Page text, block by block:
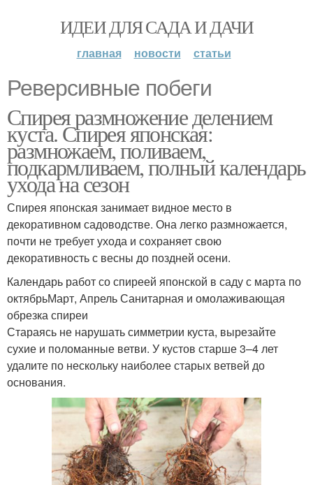
ИДЕИ ДЛЯ САДА И ДАЧИ
главная новости статьи
Реверсивные побеги
Спирея размножение делением
куста. Спирея японская:
размножаем, поливаем,
подкармливаем, полный календарь
ухода на сезон
Спирея японская занимает видное место в
декоративном садоводстве. Она легко размножается,
почти не требует ухода и сохраняет свою
декоративность с весны до поздней осени.
Календарь работ со спиреей японской в саду с марта по
октябрьМарт, Апрель Санитарная и омолаживающая
обрезка спиреи
Стараясь не нарушать симметрии куста, вырезайте
сухие и поломанные ветви. У кустов старше 3–4 лет
удалите по нескольку наиболее старых ветвей до
основания.